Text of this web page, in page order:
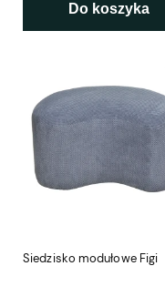
Do koszyka
Siedzisko modułowe Figi